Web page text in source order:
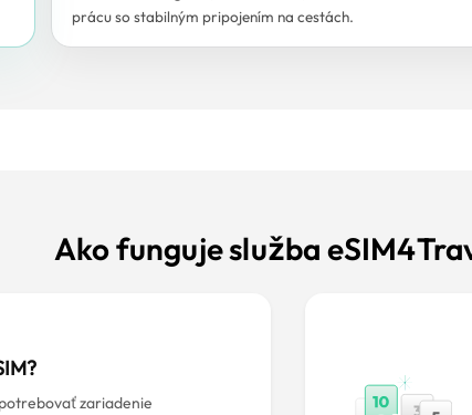
prácu so stabilným pripojením na cestách.
Ako funguje služba
zariadenie